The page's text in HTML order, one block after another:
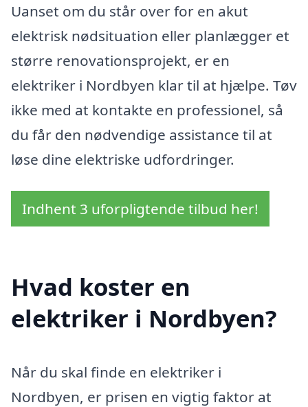
Uanset om du står over for en akut
elektrisk nødsituation eller planlægger et
større renovationsprojekt, er en
elektriker i Nordbyen klar til at hjælpe. Tøv
ikke med at kontakte en professionel, så
du får den nødvendige assistance til at
løse dine elektriske udfordringer.
Indhent 3 uforpligtende tilbud her!
Hvad koster en
elektriker i Nordbyen?
Når du skal finde en elektriker i
Nordbyen, er prisen en vigtig faktor at